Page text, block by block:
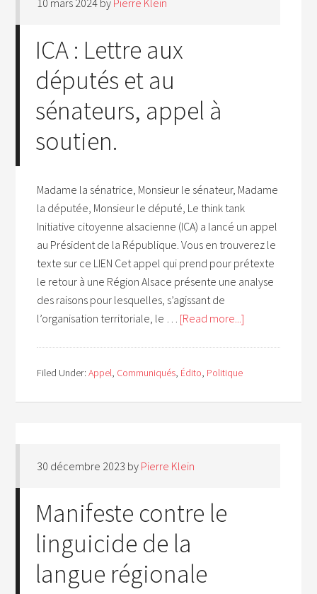
10 mars 2024 by Pierre Klein
ICA : Lettre aux
députés et au
sénateurs, appel à
soutien.
Madame la sénatrice, Monsieur le sénateur, Madame
la députée, Monsieur le député, Le think tank
Initiative citoyenne alsacienne (ICA) a lancé un appel
au Président de la République. Vous en trouverez le
texte sur ce LIEN Cet appel qui prend pour prétexte
le retour à une Région Alsace présente une analyse
des raisons pour lesquelles, s’agissant de
l’organisation territoriale, le … [Read more...]
Filed Under:Appel, Communiqués, Édito, Politique
30 décembre 2023 by Pierre Klein
Manifeste contre le
linguicide de la
langue régionale